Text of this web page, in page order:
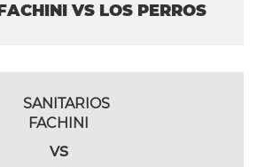
VS LOS PERROS
SANITARIOS
FACHINI
vs